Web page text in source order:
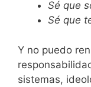
Sé que
Sé que
Y no puedo
sistemas,